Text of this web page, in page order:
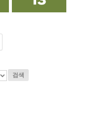
검색